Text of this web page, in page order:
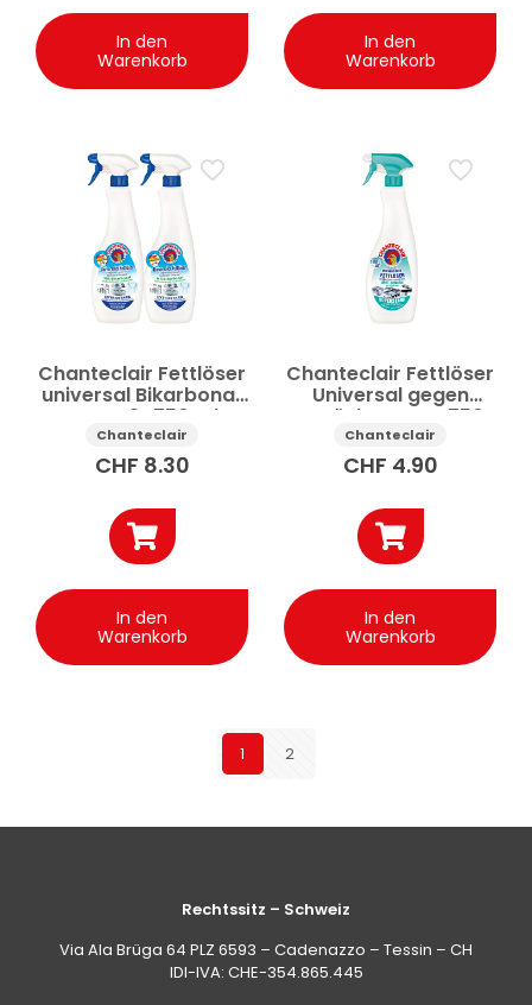
In den
Warenkorb
In den
Warenkorb
Chanteclair Fettlöser
universal Bikarbonat
Spray 2×750 ml
Chanteclair
CHF 8.30
In den
Warenkorb
Chanteclair Fettlöser
Universal gegen
Gerüche Spray 750
ml
Chanteclair
CHF 4.90
In den
Warenkorb
1 2
Rechtssitz – Schweiz
Via Ala Brüga 64 PLZ 6593 – Cadenazzo – Tessin – CH
IDI-IVA: CHE-354.865.445